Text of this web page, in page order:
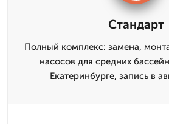
Стандарт
Полный комплекс: замена,
насосов для средних
Екатеринбурге, запись в